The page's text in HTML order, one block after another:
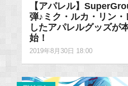
【アパレル】
弾♪ミク・ルカ・リン
したアパレルグッズが
始！
2019年8月30日 18:00